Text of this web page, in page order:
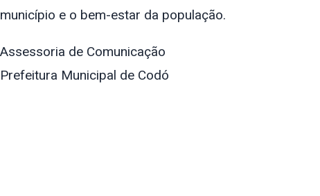
município e o bem-estar da população.
Assessoria de Comunicação
Prefeitura Municipal de Codó